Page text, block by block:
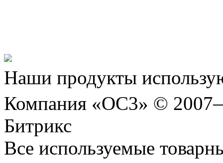
Наши продукты
Компания «ОС3» ©
Битрикс
Все используемые